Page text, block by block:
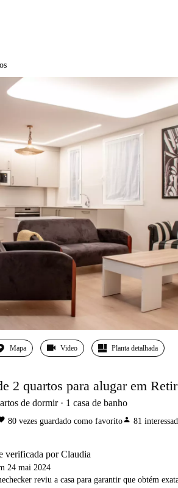
Mapa Video Planta detalhada
2 quartos para alugar em
de dormir 1 casa de banho
80 vezes guardado como favoritoperson 81
verificada por Claudia
24 mai 2024
reviu a casa para garantir que obtém